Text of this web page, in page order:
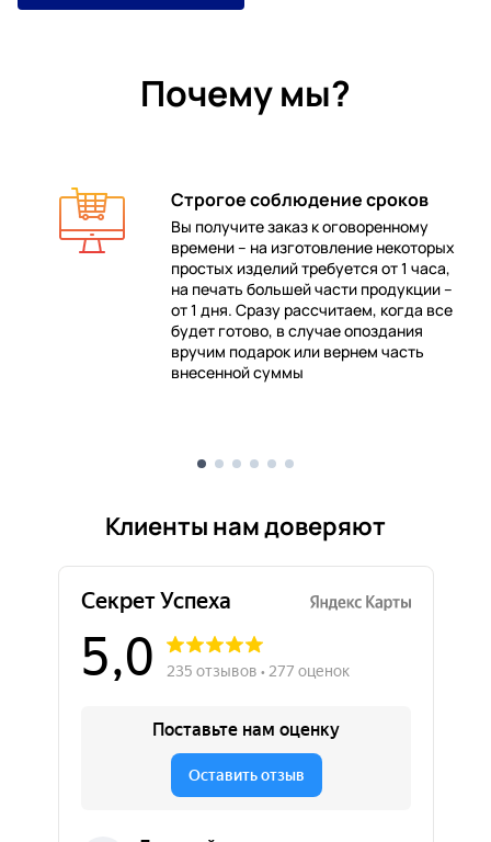
Почему мы?
Строгое соблюдение сроков
Вы получите заказ к оговоренному
времени – на изготовление некоторых
простых изделий требуется от 1 часа,
на печать большей части продукции –
от 1 дня. Сразу рассчитаем, когда все
будет готово, в случае опоздания
вручим подарок или вернем часть
внесенной суммы
Клиенты нам доверяют